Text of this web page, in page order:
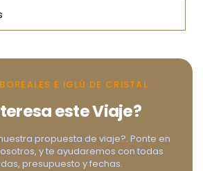
E IGLÚ DE CRISTAL
este Viaje?
propuesta de viaje?. Ponte en
y te ayudaremos con todas
presupuesto y fechas.